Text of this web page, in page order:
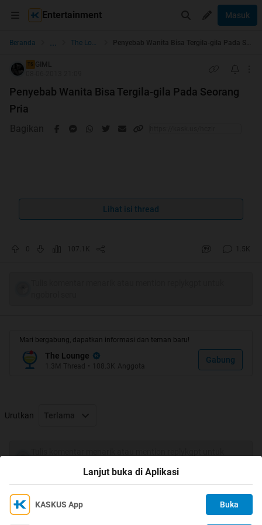
Entertainment Masuk
Beranda ... The Lounge
TS
GIML
Penyebab Wanita Bisa Tergila-gila Pada Seorang
Pria
Bagikan
Penyebab Wanita bisa tergila-gila
Kalau laki-laki tergila-gila pada seorang perempuan mungkin
sudah menjadi hal biasa. Namun kalau seorang wanita bisa
tergila-gila dengan seorang pria mungkin bisa disebabkan oleh
Lihat isi thread
0 107.1K 1.5K
Mari bergabung, dapatkan informasi dan teman baru!
The Lounge
1.3M Thread • 108.3K Anggota
Gabung
Urutkan Terlama
Ikuti KASKUS di
Kami menggunakan Cookies
Lanjut buka di Aplikasi
KASKUS App Buka